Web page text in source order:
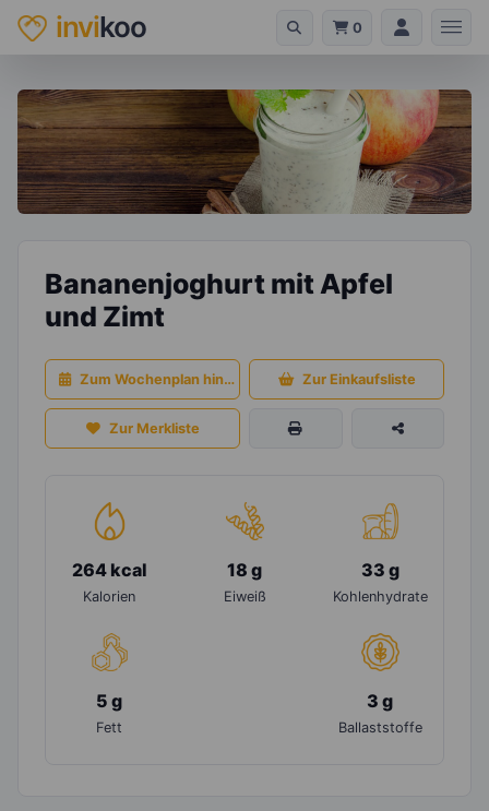
invikoo 0
Bananenjoghurt mit Apfel
und Zimt
Zum Wochenplan hinzufügen Zur Einkaufsliste
Zur Merkliste
264 kcal
Kalorien
18 g
Eiweiß
33 g
Kohlenhydrate
5 g
Fett
3 g
Ballaststoffe